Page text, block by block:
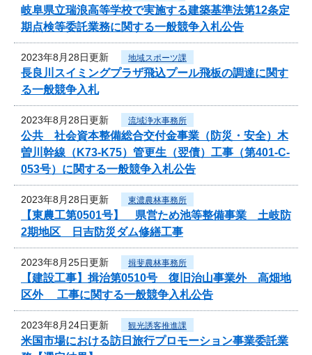
岐阜県立瑞浪高等学校で実施する建築基準法第12条定
期点検等委託業務に関する一般競争入札公告
2023年8月28日更新 地域スポーツ課
長良川スイミングプラザ飛込プール飛板の調達に関す
る一般競争入札
2023年8月28日更新 流域浄水事務所
公共 社会資本整備総合交付金事業（防災・安全）木
曽川幹線（K73-K75）管更生（翌債）工事（第401-C-
053号）に関する一般競争入札公告
2023年8月28日更新 東濃農林事務所
【東農工第0501号】 県営ため池等整備事業 土岐防
2期地区 日吉防災ダム修繕工事
2023年8月25日更新 揖斐農林事務所
【建設工事】揖治第0510号 復旧治山事業外 高畑地
区外 工事に関する一般競争入札公告
2023年8月24日更新 観光誘客推進課
米国市場における訪日旅行プロモーション事業委託業